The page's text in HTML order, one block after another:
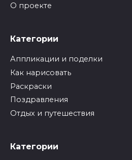
О проекте
Категории
Аппликации и поделки
Как нарисовать
Раскраски
Поздравления
Отдых и путешествия
Категории